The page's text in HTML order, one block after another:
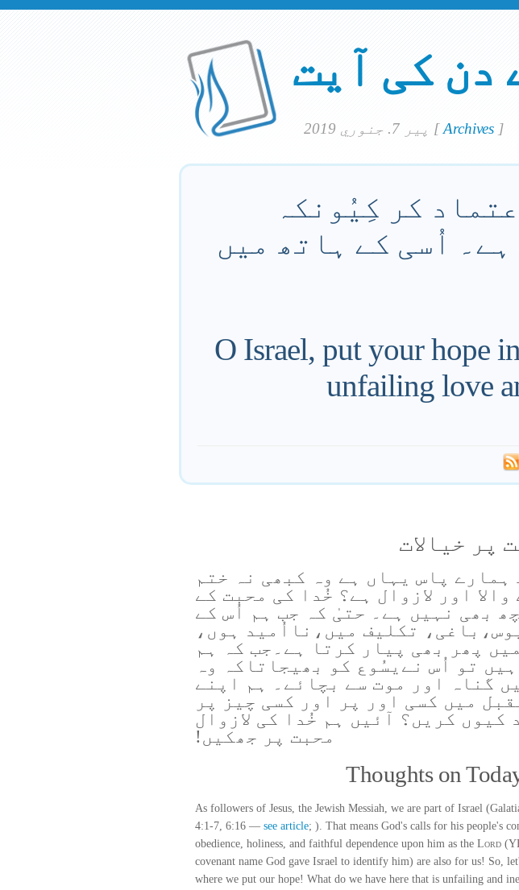
دن کی آیت
[Archives ]
کر کِیُونکہ
اُسی کے ہاتھ میں
O Israel, put your hope
unfailing love
پر خیالات
ہمارے پاس یہاں ہے وہ کبھی نہ ختم
والا اور لازوال ہے؟ خُدا کی محبت کے
بھی نہیں ہے۔ حتیٰ کہ جب ہم اُس کے
تکلیف میں،نااُمید ہوں،
پھر بھی پیار کرتا ہے۔جب کہ ہم
تو اُس نےیسُوع کو بھیجاتاکہ وہ
گناہ اور موت سے بچائے۔ ہم اپنے
میں کسی اور پر اور کسی چیز پر
کیوں کریں؟ آئیں ہم خُدا کی لازوال
محبت پر جھکیں!
Thoughts on
As followers of Jesus, the Jewish Messiah, we are part of Israel
4:1-7, 6:16 — see article; ). That means God's calls for his people's
obedience, holiness, and faithful dependence upon him as the Lord
covenant name God gave Israel to identify him) are also for us! So,
where we put our hope! What do we have here that is unfailing and